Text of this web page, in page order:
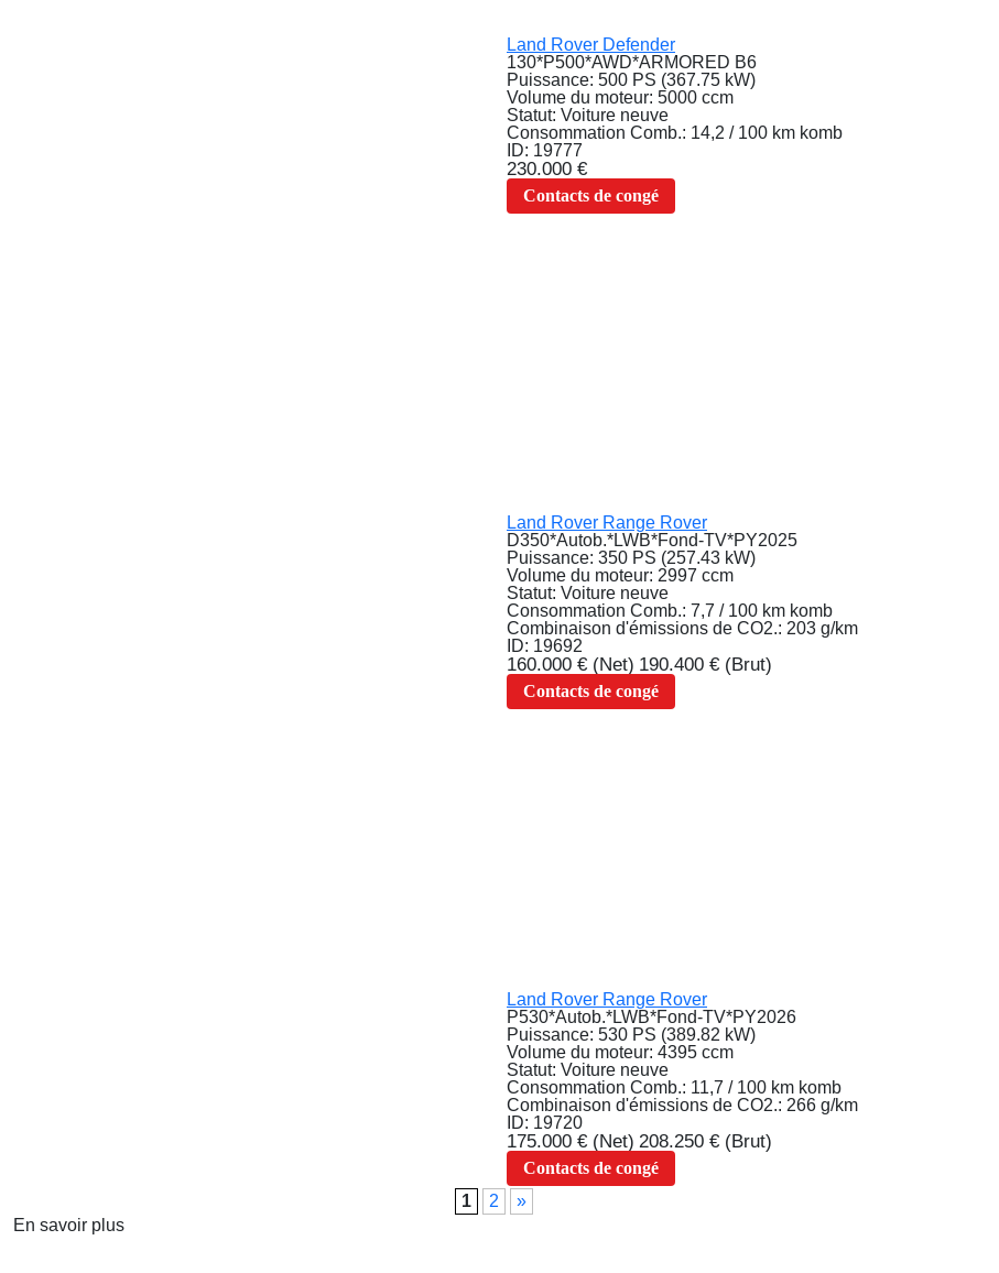
Land Rover Defender
130*P500*AWD*ARMORED B6
Puissance: 500 PS (367.75 kW)
Volume du moteur: 5000 ccm
Statut: Voiture neuve
Consommation Comb.: 14,2 / 100 km komb
ID: 19777
230.000 €
Contacts de congé
Land Rover Range Rover
D350*Autob.*LWB*Fond-TV*PY2025
Puissance: 350 PS (257.43 kW)
Volume du moteur: 2997 ccm
Statut: Voiture neuve
Consommation Comb.: 7,7 / 100 km komb
Combinaison d'émissions de CO2.: 203 g/km
ID: 19692
160.000 € (Net) 190.400 € (Brut)
Contacts de congé
Land Rover Range Rover
P530*Autob.*LWB*Fond-TV*PY2026
Puissance: 530 PS (389.82 kW)
Volume du moteur: 4395 ccm
Statut: Voiture neuve
Consommation Comb.: 11,7 / 100 km komb
Combinaison d'émissions de CO2.: 266 g/km
ID: 19720
175.000 € (Net) 208.250 € (Brut)
Contacts de congé
1
2
»
En savoir plus